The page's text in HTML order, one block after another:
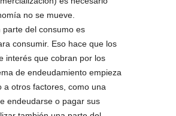
no se mueve.
parte del consumo es
consumir. Eso hace que los
interés que cobran por los
de endeudamiento empieza
otros factores, como una
endeudarse o pagar sus